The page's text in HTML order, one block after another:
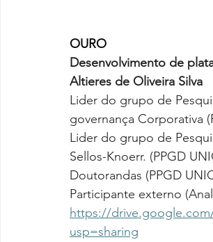
OURO
Desenvolvimento de
Altieres de Oliveira Silva
Lider do grupo de
governança Corporativa
Lider do grupo de
Sellos-Knoerr. (PPGD
Doutorandas (PPGD
Participante externo
https://
usp=sharing